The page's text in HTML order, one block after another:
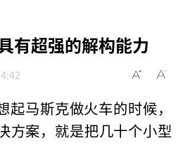
有超强的解构能力
起马斯克做火车的时候，
方案，就是把几十个小型